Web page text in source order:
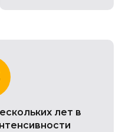
лет в